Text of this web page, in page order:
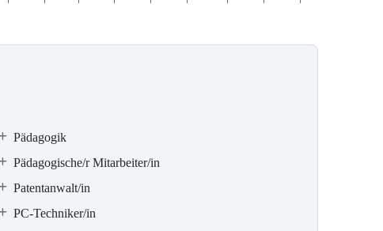
Pädagogik
Pädagogische/r Mitarbeiter/in
Patentanwalt/in
PC-Techniker/in